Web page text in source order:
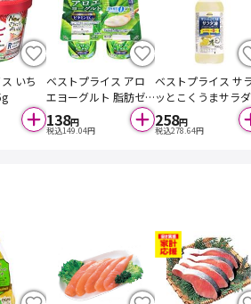
いち
ベストプライス アロ
エヨーグルト 脂肪ゼ
ロ 70g×4
138円
税込149.04円
ベストプライス サ
ッとこくうまサラ
900g
258円
税込278.64円